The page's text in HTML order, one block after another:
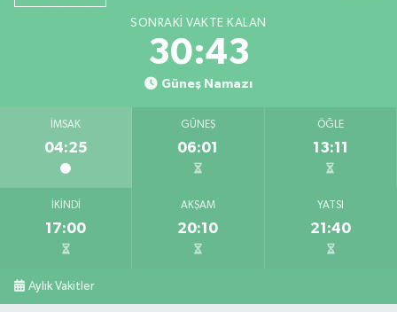
SONRAKI VAKTE KALAN
30:42
Güneş Namazı
İMSAK
04:25
GÜNEŞ
06:01
ÖĞLE
13:11
İKINDI
17:00
AKŞAM
20:10
YATSI
21:40
Aylık Vakitler